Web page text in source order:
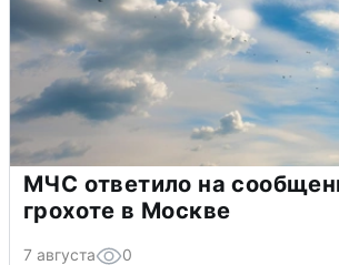
МЧС ответило на
грохоте в Москве
7 августа 0